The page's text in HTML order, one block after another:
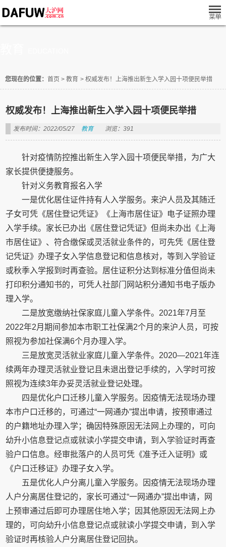
您现在的位置： 首页 > 教育 > 权威发布！上海推出新生入学入园十项便民举措
权威发布！上海推出新生入学入园十项便民举措
发布时间：2022/05/27 教育 浏览：391
针对疫情防控推出新生入学入园十项便民举措，为广大
家长提供便捷服务。
针对义务教育报名入学
一是优化居住证件持有人入学服务。来沪人员及其随迁
子女可凭《居住登记凭证》《上海市居住证》电子证照办理
入学手续。家长已办出《居住登记凭证》但尚未办出《上海
市居住证》、符合缴保或灵活就业条件的，可先凭《居住登
记凭证》办理子女入学信息登记和信息核对，等到入学验证
或秋季入学报到时再查验。居住证积分达到标准分值但尚未
打印积分通知书的，可凭人社部门网站积分通知书电子版办
理入学。
二是放宽缴纳社保家庭儿童入学条件。2021年7月至
2022年2月期间参加本市职工社保满2个月的来沪人员，可按
照视为参加社保满6个月办理入学。
三是放宽灵活就业家庭儿童入学条件。2020—2021年连
续两年办理灵活就业登记且未退出登记手续的，入学时可按
照视为连续3年办妥灵活就业登记处理。
四是优化户口迁移儿童入学服务。因疫情无法现场办理
本市户口迁移的，可通过“一网通办”提出申请，按预审通过
的户籍地址办理入学；确因特殊原因无法网上办理的，可向
幼升小信息登记点或就读小学提交申请，到入学验证时再查
验户口信息。经审批落户的人员可凭《准予迁入证明》或
《户口迁移证》办理子女入学。
五是优化人户分离儿童入学服务。因疫情无法现场办理
人户分离居住登记的，家长可通过“一网通办”提出申请，网
上预审通过后即可办理居住地入学；因其他原因无法网上办
理的，可向幼升小信息登记点或就读小学提交申请，到入学
验证时再核验人户分离居住登记回执。